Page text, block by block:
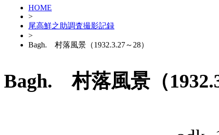
HOME
>
尾高鮮之助調査撮影記録
>
Bagh. 村落風景（1932.3.27～28）
Bagh. 村落風景（